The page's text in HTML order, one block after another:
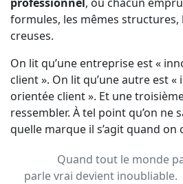
formules, les mêmes structures,
creuses.
On lit qu’une entreprise est «
client ». On lit qu’une autre est «
orientée client ». Et une
ressembler. À tel point qu’on ne
quelle marque il s’agit quand on
Quand tout le monde
parle vrai devient inoubliable.